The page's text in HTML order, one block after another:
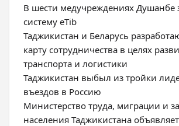
В шести медучреждениях Душанбе
систему eTib
Таджикистан и Беларусь
карту сотрудничества в целях
транспорта и логистики
Таджикистан выбыл из тройки
въездов в Россию
Министерство труда, миграции и
населения Таджикистана